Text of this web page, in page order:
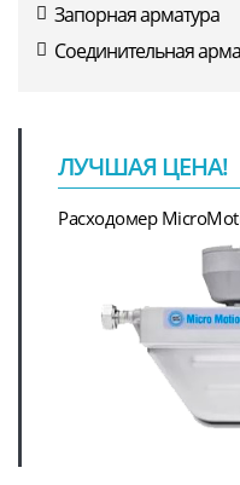
Запорная арматура
Соединительная
ЛУЧШАЯ ЦЕНА!
Расходомер